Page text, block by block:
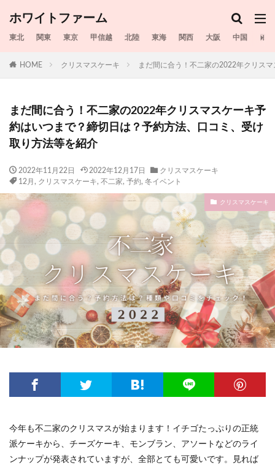
ホワイトファーム
東北 関東 東京 甲信越 北陸 東海 関西 大阪 中国 四国
HOME クリスマスケーキ まだ間に合う！不二家の2022年クリス
まだ間に合う！不二家の2022年クリスマスケーキ予
約はいつまで？締切日は？予約方法、口コミ、受け
取り方法等を紹介
2022年11月22日 2022年12月17日
クリスマスケーキ
12月 , クリスマスケーキ, 不二家, 予約, 冬イベント
クリスマスケーキ
今年も不二家のクリスマスが始まります！イチゴたっぷりの正統
派ケーキから、チーズケーキ、モンブラン、アソートなどのライ
ンナップが発表されていますが、全部とても可愛いです。見れば